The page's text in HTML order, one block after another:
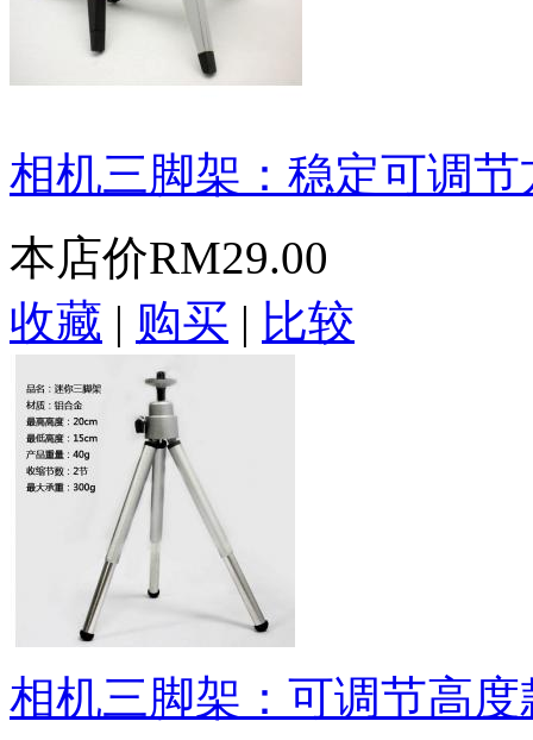
相机三脚架：稳定可调节
本店价RM29.00
收藏 | 购买 | 比较
相机三脚架：可调节高度